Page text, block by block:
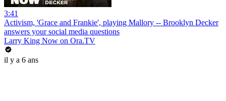
3:41
Activism, 'Grace and Frankie', playing Mallory -- Brooklyn Decker
answers your social media questions
Larry King Now on Ora.TV
il y a 6 ans